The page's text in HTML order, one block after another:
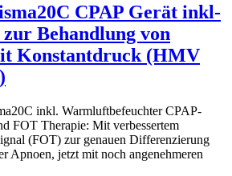
CPAP Gerät inkl-
Behandlung von
Konstantdruck (HMV
inkl. Warmluftbefeuchter CPAP-
FOT Therapie: Mit verbessertem
(FOT) zur genauen Differenzierung
Apnoen, jetzt mit noch angenehmeren